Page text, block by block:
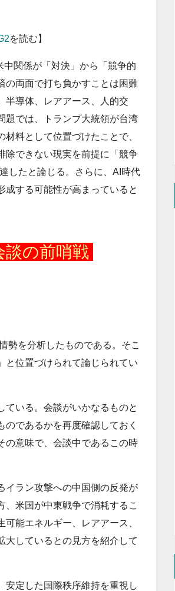
を読む】
関係が「対決」から「競争的
の両面で打ち負かすことは困難
半導体、レアアース、人的交
題では、トランプ大統領が台湾
料として位置づけたことで、
除できない現実を前提に「競争
したと論じる。さらに、AI時代
成する可能性が高まっていると
の前哨戦
勢を分析したものである。そこ
と位置づけられて論じられてい
いる。会談がいかなるものと
であるかを再度確認しておく
の意味で、会談中であるこの時
イラン攻撃への中国側の反発が
米国が中東戦争で消耗するこ
能エネルギー、レアアース、
大しているとの見方を紹介して
安定した国際秩序維持を重視し